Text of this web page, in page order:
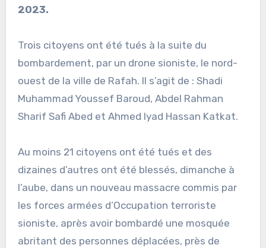
2023.
Trois citoyens ont été tués à la suite du
bombardement, par un drone sioniste, le nord-
ouest de la ville de Rafah. Il s’agit de : Shadi
Muhammad Youssef Baroud, Abdel Rahman
Sharif Safi Abed et Ahmed Iyad Hassan Katkat.
Au moins 21 citoyens ont été tués et des
dizaines d’autres ont été blessés, dimanche à
l’aube, dans un nouveau massacre commis par
les forces armées d’Occupation terroriste
sioniste, après avoir bombardé une mosquée
abritant des personnes déplacées, près de